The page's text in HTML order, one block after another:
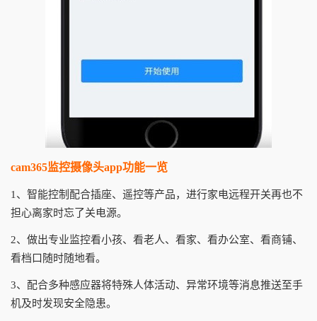
cam365监控摄像头app功能一览
1、智能控制配合插座、遥控等产品，进行家电远程开关再也不
担心离家时忘了关电源。
2、做出专业监控看小孩、看老人、看家、看办公室、看商铺、
看档口随时随地看。
3、配合多种感应器将特殊人体活动、异常环境等消息推送至手
机及时发现安全隐患。